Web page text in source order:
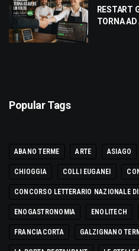
RESTART
TORNA AD
Popular Tags
ABANO TERME ARTE ASIAGO
CHIOGGIA COLLI EUGANEI
CONCORSO LETTERARIO NAZIONALE
ENOGASTRONOMIA ENOLITECH
FRANCIACORTA GALZIGNANO